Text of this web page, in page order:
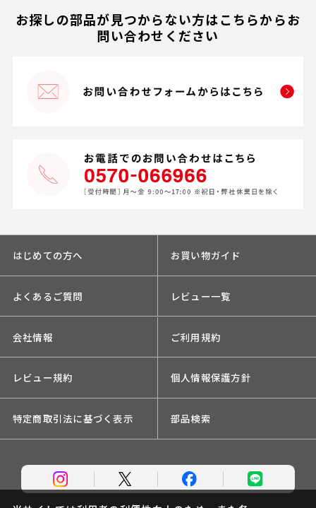
お探しの部品が見つからない方はこちらからお
問い合わせください
はじめての方へ お買い物ガイド
よくあるご質問 レビュー一覧
会社情報 ご利用規約
レビュー規約 個人情報保護方針
特定商取引法に基づく表示 部品検索